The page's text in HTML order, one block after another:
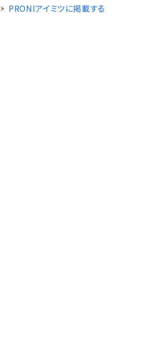
PRONIアイミツに掲載する